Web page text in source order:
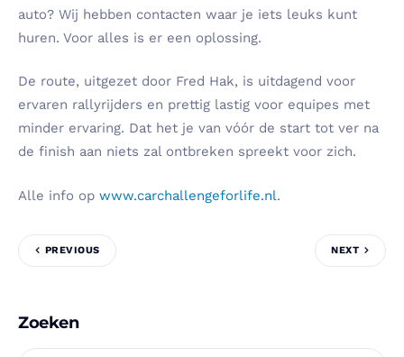
auto? Wij hebben contacten waar je iets leuks kunt
huren. Voor alles is er een oplossing.
De route, uitgezet door Fred Hak, is uitdagend voor
ervaren rallyrijders en prettig lastig voor equipes met
minder ervaring. Dat het je van vóór de start tot ver na
de finish aan niets zal ontbreken spreekt voor zich.
Alle info op www.carchallengeforlife.nl.
PREVIOUS NEXT
Zoeken